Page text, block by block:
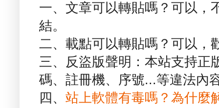
一、文章可以轉貼嗎？可以，
結。
二、載點可以轉貼嗎？可以，
三、反盜版聲明：本站支持正
碼、註冊機、序號...等違法內
四、 站上軟體有毒嗎？為什麼